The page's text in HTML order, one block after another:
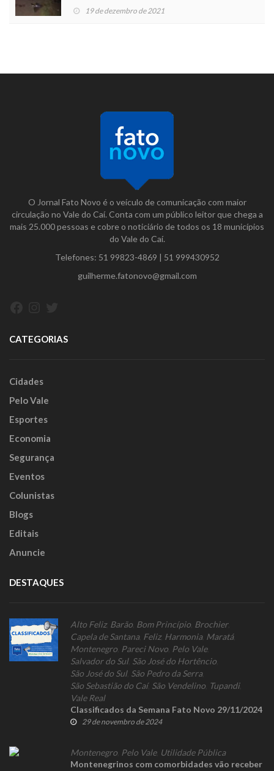
19 de dezembro de 2021
O Jornal Fato Novo é o veículo de comunicação com maior
circulação no Vale do Caí. Conta com um público leitor que chega a
mais 25.000 pessoas e cobre o noticiário de todos os 18 municípios
do Vale do Caí.
Telefones: 51 99823-4869 | 51 999430952
guilherme.fatonovo@gmail.com
CATEGORIAS
Cidades
Pelo Vale
Esportes
Economia
Segurança
Eventos
Colunistas
Blogs
Editais
Anuncie
DESTAQUES
Alto Feliz, Barão Bom Princípio Brochier,
Capela de Santana, Feliz, Harmonia, Maratá,
Montenegro Pareci Novo Pelo Vale,
Salvador do Sul, São José do Hortêncio
São José do Sul, São Pedro da Serra,
São Sebastião do Caí, São Vendelino Tupandi,
Vale Real
Classificados da Semana Fato Novo 29/11/2024
29 de novembro de 2024
Montenegro Pelo Vale, Utilidade Pública
Montenegrinos com comorbidades vão receber